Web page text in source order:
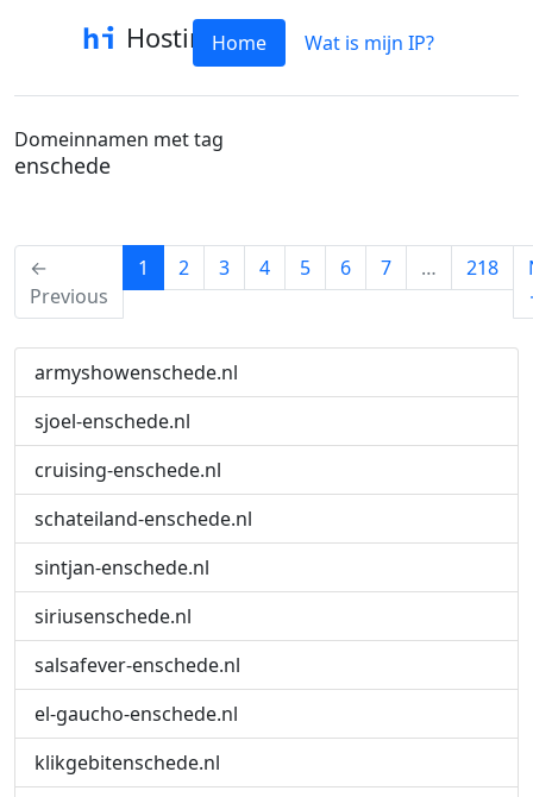
HostinfoHome Wat is mijn IP?
Domeinnamen met tag
enschede
←
Previous
1 (current)
2 3 4 5 6 7 … 218
armyshowenschede.nl
sjoel-enschede.nl
cruising-enschede.nl
schateiland-enschede.nl
sintjan-enschede.nl
siriusenschede.nl
salsafever-enschede.nl
el-gaucho-enschede.nl
klikgebitenschede.nl